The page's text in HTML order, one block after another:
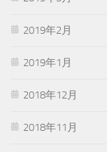
2019年2月
2019年1月
2018年12月
2018年11月